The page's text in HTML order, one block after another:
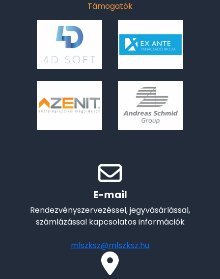
Támogatók
E-mail
Rendezvényszervezéssel, jegyvásárlással,
számlázással kapcsolatos információk
mlszksz@mlszksz.hu